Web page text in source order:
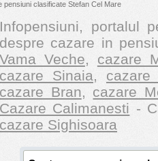
pensiuni clasificate Stefan Cel Mare
Infopensiuni, portalul
despre cazare in
Vama Veche, cazare
cazare Sinaia, cazare
cazare Bran, cazare
Cazare Calimanesti -
cazare Sighisoara